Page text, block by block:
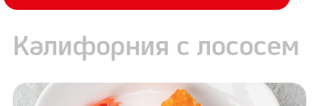
Калифорния с лососем